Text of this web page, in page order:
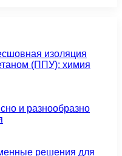
изоляция
(ППУ): химия
и разнообразно
решения для